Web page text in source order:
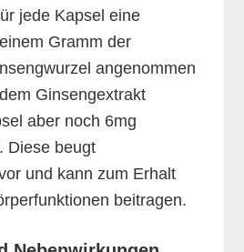
jede Kapsel eine
Gramm der
angenommen
Ginsengextrakt
aber noch 6mg
Diese beugt
und kann zum Erhalt
beitragen.